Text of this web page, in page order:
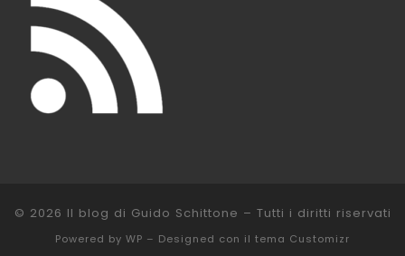
© 2026 Il blog di Guido Schittone – Tutti i diritti riservati
Powered by WP – Designed con il tema Customizr